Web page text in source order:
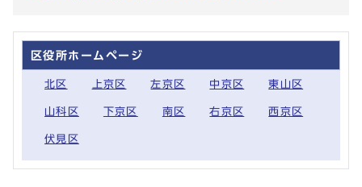
区役所ホームページ
北区 上京区 左京区 中京区 東山区
山科区 下京区 南区 右京区 西京区
伏見区